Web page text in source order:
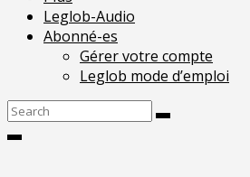
Leglob-Audio
Abonné-es
Gérer votre compte
Leglob mode d’emploi
Search